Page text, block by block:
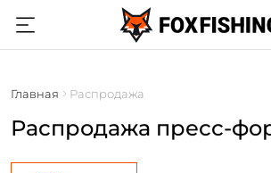
Главная Распродажа
Распродажа пресс-